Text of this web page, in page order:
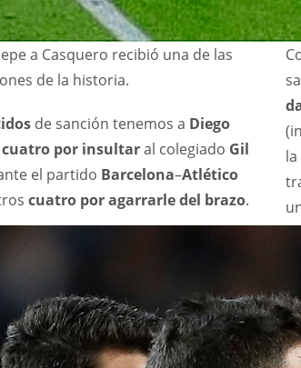
a Casquero recibió una de las
de la historia.
de sanción tenemos a Diego
cuatro por insultaral colegiado Gil
el partido Barcelona–Atlético
cuatro por agarrarle del brazo.